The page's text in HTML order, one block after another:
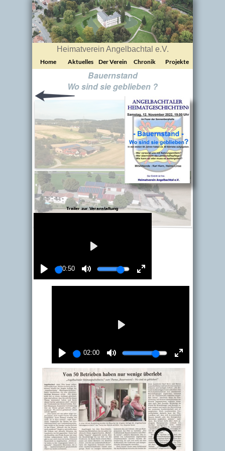
Heimatverein Angelbachtal e.V.
Home Aktuelles Der Verein Chronik Projekte
Bauernstand
Wo sind sie geblieben ?
Trailer zur Veranstaltung
00:50
02:00